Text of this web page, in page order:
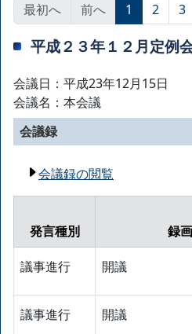
最初へ
前へ 1 2 3
平成２３年１２月定例
会議日：平成23年12月15日
会議名：本会議
会議録
会議録の閲覧
発言種別 録
議事進行 開議
議事進行 開議